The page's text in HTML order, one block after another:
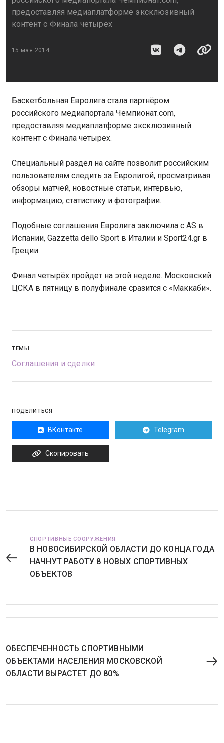
предоставляя медиаплатформе эксклюзивный
контент с Финала четырёх
15 мая 2014
Баскетбольная Евролига стала партнёром
российского медиапортала Чемпионат.com,
предоставляя медиаплатформе эксклюзивный
контент с Финала четырёх.
Специальный раздел на сайте позволит российским
пользователям следить за Евролигой, просматривая
обзоры матчей, новостные статьи, интервью,
информацию, статистику и фотографии.
Подобные соглашения Евролига заключила с AS в
Испании, Gazzetta dello Sport в Италии и Sport24.gr в
Греции.
Финал четырёх пройдет на этой неделе. Московский
ЦСКА в пятницу в полуфинале сразится с «Маккаби».
ТЕМЫ
Соглашения и сделки
ПОДЕЛИТЬСЯ
ВКонтакте Telegram
Скопировать
СПОРТИВНЫЕ СООРУЖЕНИЯ
В НОВОСИБИРСКОЙ ОБЛАСТИ ДО КОНЦА ГОДА
НАЧНУТ РАБОТУ 8 НОВЫХ СПОРТИВНЫХ
ОБЪЕКТОВ
ОБЕСПЕЧЕННОСТЬ СПОРТИВНЫМИ
ОБЪЕКТАМИ НАСЕЛЕНИЯ МОСКОВСКОЙ
ОБЛАСТИ ВЫРАСТЕТ ДО 80%